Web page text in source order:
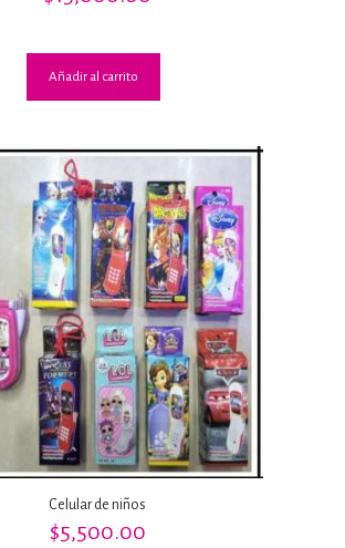
Añadir al carrito
Celular de niños
$5,500.00